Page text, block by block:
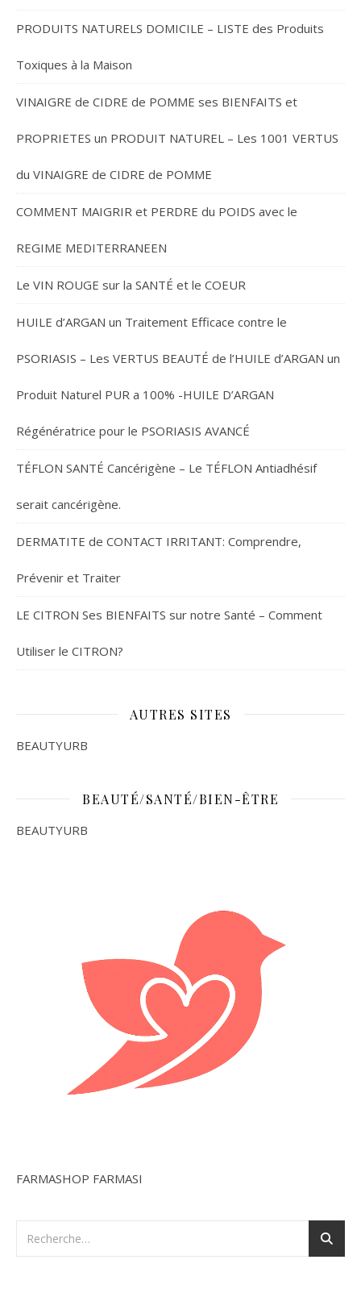
PRODUITS NATURELS DOMICILE – LISTE des Produits
Toxiques à la Maison
VINAIGRE de CIDRE de POMME ses BIENFAITS et
PROPRIETES un PRODUIT NATUREL – Les 1001 VERTUS
du VINAIGRE de CIDRE de POMME
COMMENT MAIGRIR et PERDRE du POIDS avec le
REGIME MEDITERRANEEN
Le VIN ROUGE sur la SANTÉ et le COEUR
HUILE d’ARGAN un Traitement Efficace contre le
PSORIASIS – Les VERTUS BEAUTÉ de l’HUILE d’ARGAN un
Produit Naturel PUR a 100% -HUILE D’ARGAN
Régénératrice pour le PSORIASIS AVANCÉ
TÉFLON SANTÉ Cancérigène – Le TÉFLON Antiadhésif
serait cancérigène.
DERMATITE de CONTACT IRRITANT: Comprendre,
Prévenir et Traiter
LE CITRON Ses BIENFAITS sur notre Santé – Comment
Utiliser le CITRON?
AUTRES SITES
BEAUTYURB
BEAUTÉ/SANTÉ/BIEN-ÊTRE
BEAUTYURB
FARMASHOP FARMASI